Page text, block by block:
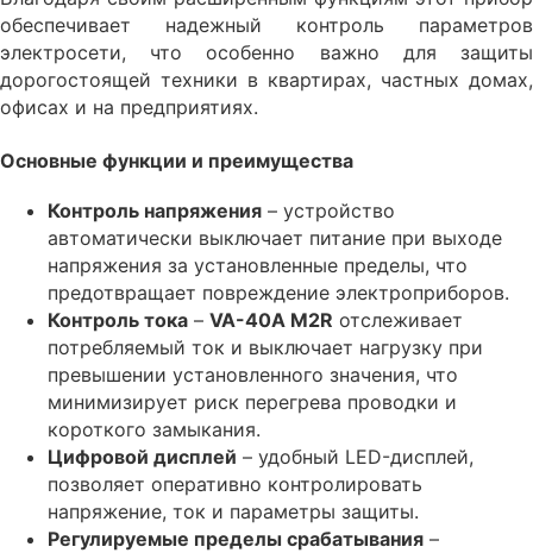
обеспечивает надежный контроль параметров
электросети, что особенно важно для защиты
дорогостоящей техники в квартирах, частных домах,
офисах и на предприятиях.
Основные функции и преимущества
Контроль напряжения – устройство
автоматически выключает питание при выходе
напряжения за установленные пределы, что
предотвращает повреждение электроприборов.
Контроль тока – VA-40A M2R отслеживает
потребляемый ток и выключает нагрузку при
превышении установленного значения, что
минимизирует риск перегрева проводки и
короткого замыкания.
Цифровой дисплей – удобный LED-дисплей,
позволяет оперативно контролировать
напряжение, ток и параметры защиты.
Регулируемые пределы срабатывания –